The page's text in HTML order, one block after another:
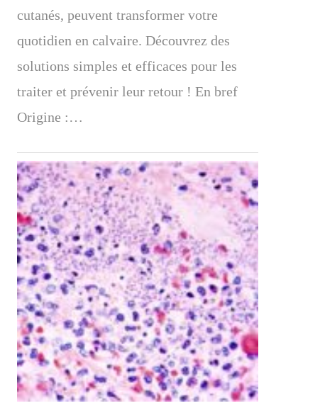
cutanés, peuvent transformer votre
quotidien en calvaire. Découvrez des
solutions simples et efficaces pour les
traiter et prévenir leur retour ! En bref
Origine :…